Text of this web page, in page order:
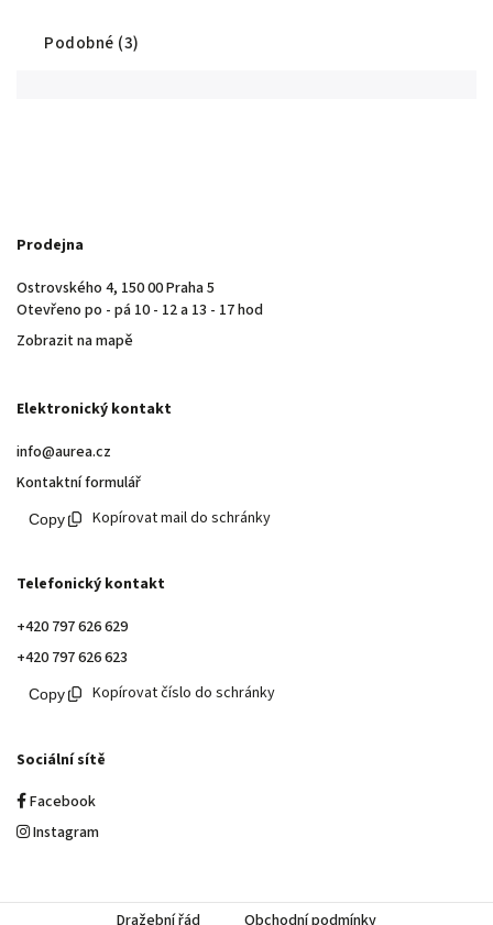
Podobné (3)
Prodejna
Ostrovského 4, 150 00 Praha 5
Otevřeno po - pá 10 - 12 a 13 - 17 hod
Zobrazit na mapě
Elektronický kontakt
info@aurea.cz
Kontaktní formulář
Kopírovat mail do schránky
Telefonický kontakt
+420 797 626 629
+420 797 626 623
Kopírovat číslo do schránky
Sociální sítě
Facebook
Instagram